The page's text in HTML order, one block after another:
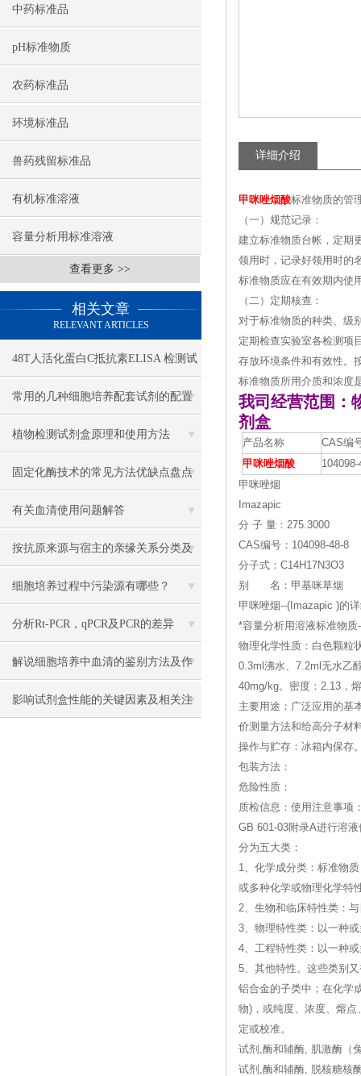
中药标准品
pH标准物质
农药标准品
环境标准品
兽药残留标准品
有机标准溶液
容量分析用标准溶液
查看更多 >>
相关文章
RELEVANT ARTICLES
48T人活化蛋白C抵抗素ELISA 检测试
剂盒
常用的几种细胞培养配套试剂的配置
植物检测试剂盒原理和使用方法
固定化酶技术的常见方法优缺点盘点
有关血清使用问题解答
按抗原来源与宿主的亲缘关系分类及
其制备的方法
细胞培养过程中污染源有哪些？
分析Rt-PCR，qPCR及PCR的差异
解说细胞培养中血清的鉴别方法及作
用
影响试剂盒性能的关键因素及相关注
详细介绍
甲咪唑烟酸标准物质的管
（一）规范记录：
建立标准物质台帐，定期
领用时，记录好领用时的
标准物质应在有效期内使
（二）定期核查：
对于标准物质的种类、级
定期检查实验室各检测项
存放环境条件和有效性。
标准物质所用介质和浓度
我司经营范围：
剂盒
产品名称
CAS编
甲咪唑烟酸
104098-
甲咪唑烟
Imazapic
分 子 量：275.3000
CAS编号：104098-48-8
分子式：C14H17N3O3
别 名：甲基咪草烟
甲咪唑烟--(Imazapic )的
*容量分析用溶液标准物
物理化学性质：白色颗粒
0.3ml沸水、7.2ml无水乙
40mg/kg。密度：2.13，
主要用途：广泛应用的基
价测量方法和给高分子材
操作与贮存：冰箱内保存
包装方法：
危险性质：
质检信息：使用注意事项
GB 601-03附录A进行溶
分为五大类：
1、化学成分类：标准物
或多种化学或物理化学特
2、生物和临床特性类：
3、物理特性类：以一种
4、工程特性类：以一种
5、其他特性。这些类别
铝合金的子类中；在化学
物)，或纯度、浓度、熔
定或校准。
试剂,酶和辅酶, 肌激酶（
试剂,酶和辅酶, 脱核糖核